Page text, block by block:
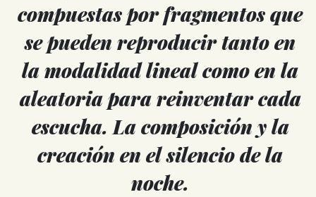
compuestas por fragmentos que
se pueden reproducir tanto en
la modalidad lineal como en la
aleatoria para reinventar cada
escucha. La composición y la
creación en el silencio de la
noche.